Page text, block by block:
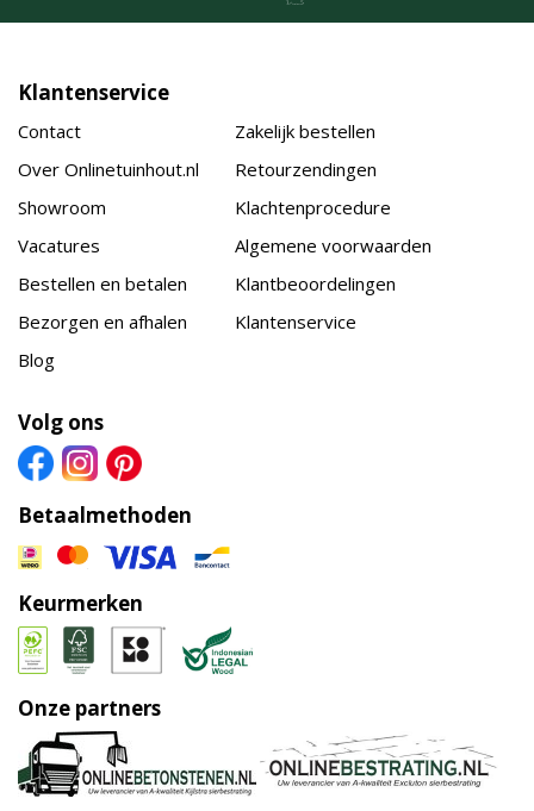
Klantenservice
Contact
Over Onlinetuinhout.nl
Showroom
Vacatures
Bestellen en betalen
Bezorgen en afhalen
Blog
Zakelijk bestellen
Retourzendingen
Klachtenprocedure
Algemene voorwaarden
Klantbeoordelingen
Klantenservice
Volg ons
Betaalmethoden
Keurmerken
Onze partners